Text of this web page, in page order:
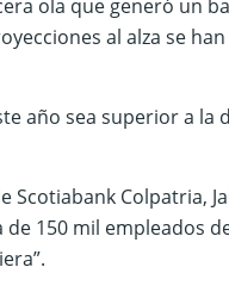
ola que generó un
al alza se han
año sea superior a la
Scotiabank Colpatria,
150 mil empleados